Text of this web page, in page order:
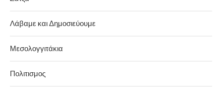
Λάβαμε και Δημοσιεύουμε
Μεσολογγιτάκια
Πολιτισμος